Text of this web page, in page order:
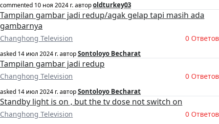
commented 10 ноя 2024 г.авторoldturkey03
Tampilan gambar jadi redup/agak gelap tapi masih ada
gambarnya
Changhong Television 0 Ответов
asked 14 июл 2024 г.авторSontoloyo Becharat
Tampilan gambar jadi redup
Changhong Television 0 Ответов
asked 14 июл 2024 г.авторSontoloyo Becharat
Standby light is on , but the tv dose not switch on
Changhong Television 0 Ответов